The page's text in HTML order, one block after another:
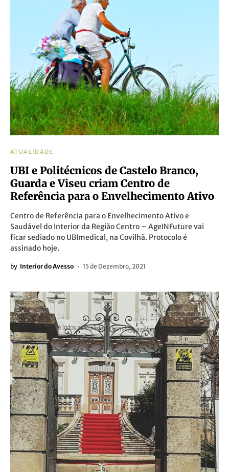
ATUALIDADE
UBI e Politécnicos de Castelo Branco,
Guarda e Viseu criam Centro de
Referência para o Envelhecimento Ativo
Centro de Referência para o Envelhecimento Ativo e
Saudável do Interior da Região Centro – AgeINFuture vai
ficar sediado no UBImedical, na Covilhã. Protocolo é
assinado hoje.
by Interior do Avesso 15 de Dezembro, 2021